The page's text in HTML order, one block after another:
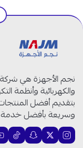
الموديل:
اللون:أبيض
النوع:
القدرة:2000 واط
عدد
الضمان:
بلد الصنع:
نجم الأجهزة هي شركة
بتقديم أفضل
وسريعة بأفضل خدمة